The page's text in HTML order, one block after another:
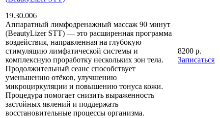
19.30.006
Аппаратный лимфодренажный массаж 90 минут
(BeautyLizer STT) — это расширенная программа
воздействия, направленная на глубокую
стимуляцию лимфатической системы и
комплексную проработку нескольких зон тела.
Продолжительный сеанс способствует
уменьшению отёков, улучшению
микроциркуляции и повышению тонуса кожи.
Процедура помогает снизить выраженность
застойных явлений и поддержать
восстановительные процессы организма.
8200 р.
Записаться